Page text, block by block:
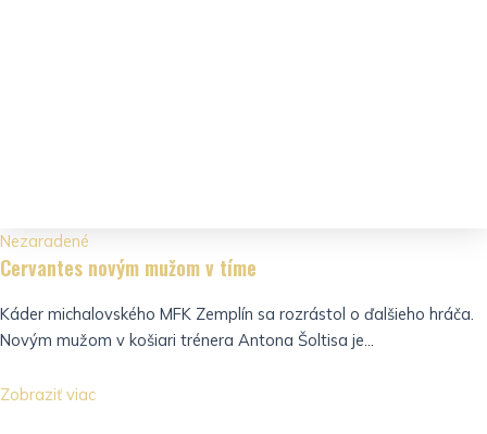
Nezaradené
Cervantes novým mužom v tíme
Káder michalovského MFK Zemplín sa rozrástol o ďalšieho hráča.
Novým mužom v košiari trénera Antona Šoltisa je...
Zobraziť viac